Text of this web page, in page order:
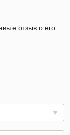
отзыв о его